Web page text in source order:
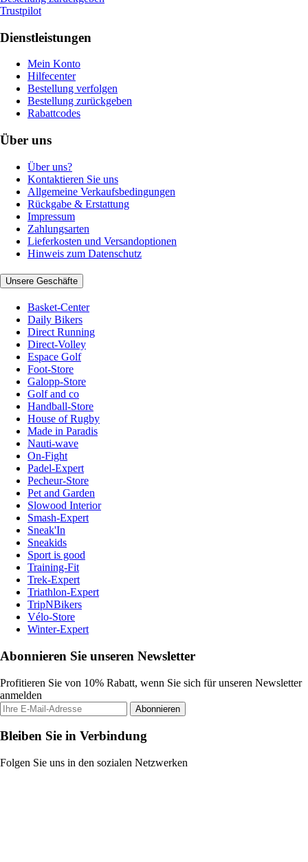
Trustpilot
Dienstleistungen
Mein Konto
Hilfecenter
Bestellung verfolgen
Bestellung zurückgeben
Rabattcodes
Über uns
Über uns?
Kontaktieren Sie uns
Allgemeine Verkaufsbedingungen
Rückgabe & Erstattung
Impressum
Zahlungsarten
Lieferkosten und Versandoptionen
Hinweis zum Datenschutz
Unsere Geschäfte
Basket-Center
Daily Bikers
Direct Running
Direct-Volley
Espace Golf
Foot-Store
Galopp-Store
Golf and co
Handball-Store
House of Rugby
Made in Paradis
Nauti-wave
On-Fight
Padel-Expert
Pecheur-Store
Pet and Garden
Slowood Interior
Smash-Expert
Sneak'In
Sneakids
Sport is good
Training-Fit
Trek-Expert
Triathlon-Expert
TripNBikers
Vélo-Store
Winter-Expert
Abonnieren Sie unseren Newsletter
Profitieren Sie von 10% Rabatt, wenn Sie sich für unseren Newsletter
anmelden
Abonnieren
Bleiben Sie in Verbindung
Folgen Sie uns in den sozialen Netzwerken